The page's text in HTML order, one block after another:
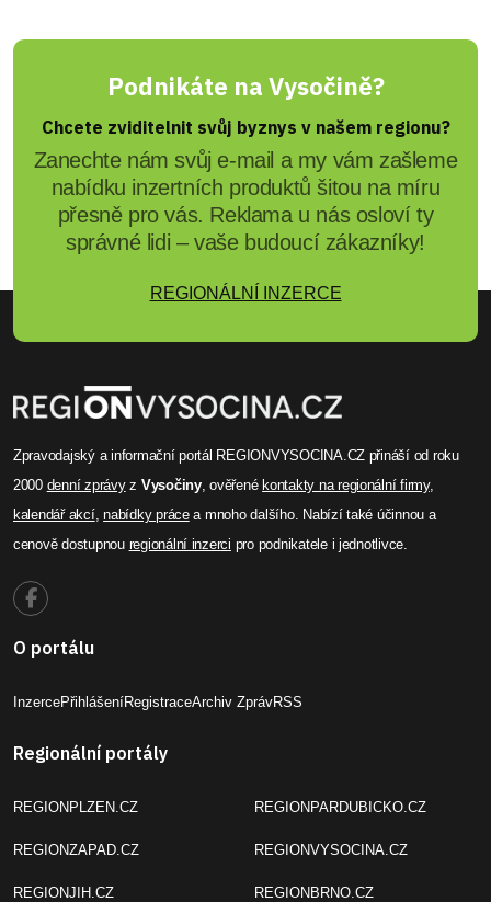
Podnikáte na Vysočině?
Chcete zviditelnit svůj byznys v našem regionu?
Zanechte nám svůj e-mail a my vám zašleme
nabídku inzertních produktů šitou na míru
přesně pro vás. Reklama u nás osloví ty
správné lidi – vaše budoucí zákazníky!
REGIONÁLNÍ INZERCE
Zpravodajský a informační portál REGIONVYSOCINA.CZ přináší od roku
2000 denní zprávyz Vysočiny, ověřenékontakty na regionální firmy,
kalendář akcí,nabídky prácea mnoho dalšího. Nabízí také účinnou a
cenově dostupnou regionální inzerci pro podnikatele i jednotlivce.
O portálu
InzercePřihlášeníRegistraceArchiv ZprávRSS
Regionální portály
REGIONPLZEN.CZ
REGIONZAPAD.CZ
REGIONJIH.CZ
REGIONPARDUBICKO.CZ
REGIONVYSOCINA.CZ
REGIONBRNO.CZ